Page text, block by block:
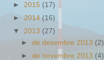
► 2015 (17)
► 2014 (16)
▼ 2013 (27)
►de desembre 2013 (2)
►de novembre 2013 (4)